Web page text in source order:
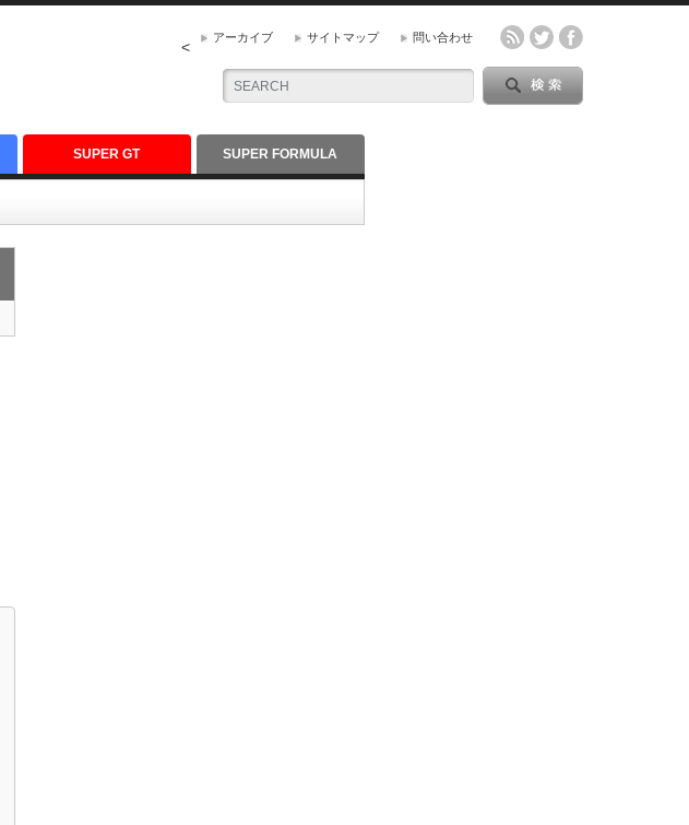
アーカイブ サイトマップ 問い合わせ
<
SUPER GT SUPER FORMULA